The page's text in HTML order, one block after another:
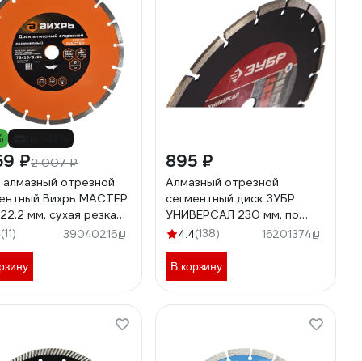
₽2 007 ₽
отрезной
Вихрь МАСТЕР
мм, сухая резка
10/3/26
(11) 39040216
895 ₽
Алмазный отрезной
сегментный диск ЗУБР
УНИВЕРСАЛ 230 мм, по
бетону, кирпичу, камню
4.4(138) 16201374
В корзину